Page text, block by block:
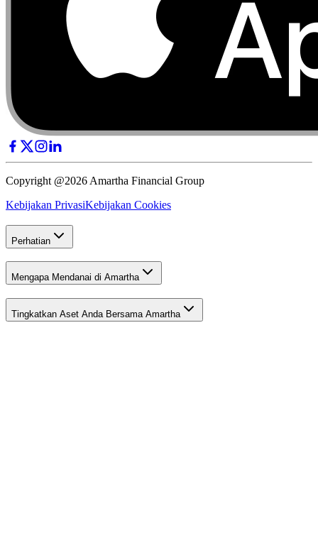
Copyright @2026 Amartha Financial Group
Kebijakan PrivasiKebijakan Cookies
Perhatian
Mengapa Mendanai di Amartha
Tingkatkan Aset Anda Bersama Amartha